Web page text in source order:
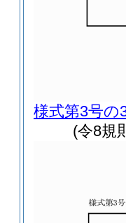
様式第3号の
(令8規